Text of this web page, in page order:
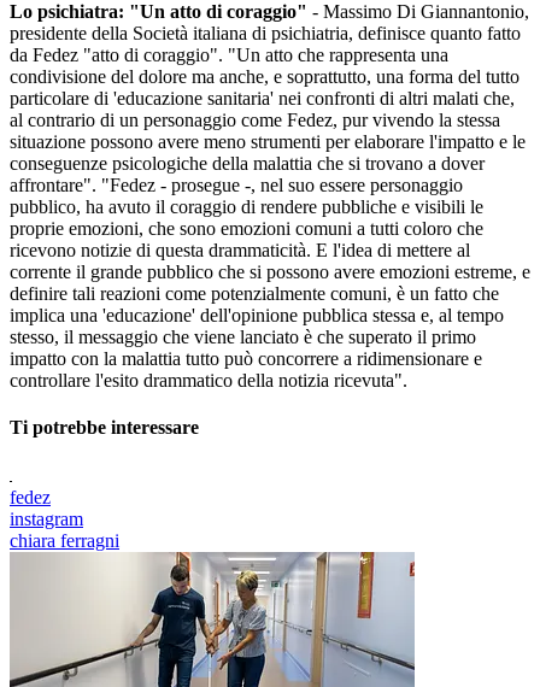
Lo psichiatra: "Un atto di coraggio" - Massimo Di Giannantonio,
presidente della Società italiana di psichiatria, definisce quanto fatto
da Fedez "atto di coraggio". "Un atto che rappresenta una
condivisione del dolore ma anche, e soprattutto, una forma del tutto
particolare di 'educazione sanitaria' nei confronti di altri malati che,
al contrario di un personaggio come Fedez, pur vivendo la stessa
situazione possono avere meno strumenti per elaborare l'impatto e le
conseguenze psicologiche della malattia che si trovano a dover
affrontare". "Fedez - prosegue -, nel suo essere personaggio
pubblico, ha avuto il coraggio di rendere pubbliche e visibili le
proprie emozioni, che sono emozioni comuni a tutti coloro che
ricevono notizie di questa drammaticità. E l'idea di mettere al
corrente il grande pubblico che si possono avere emozioni estreme, e
definire tali reazioni come potenzialmente comuni, è un fatto che
implica una 'educazione' dell'opinione pubblica stessa e, al tempo
stesso, il messaggio che viene lanciato è che superato il primo
impatto con la malattia tutto può concorrere a ridimensionare e
controllare l'esito drammatico della notizia ricevuta".
Ti potrebbe interessare
fedez
instagram
chiara ferragni